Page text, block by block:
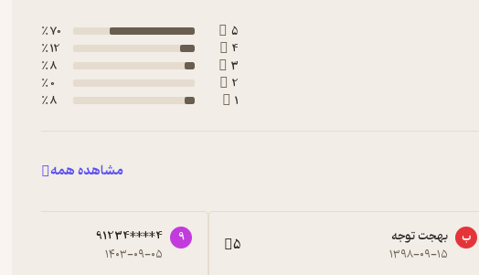
5
70 ٪
4
12 ٪
3
8 ٪
2
0 ٪
1
8 ٪
مشاهده همه
ب بهجت توجه
۱۳۹۸-۰۹-۱۵ 5
9
91234****4
۱۴۰۳-۰۹-۰۵